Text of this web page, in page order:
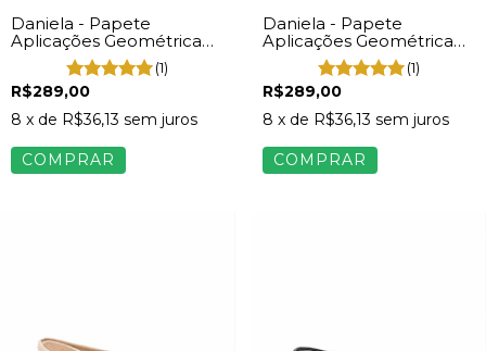
Daniela - Papete
Aplicações Geométrica
Feminina Preto
(1)
R$289,00
8 x de R$36,13 sem juros
COMPRAR
Daniela - Papete
Aplicações Geométrica
Feminina Bege
(1)
R$289,00
8 x de R$36,13 sem juros
COMPRAR